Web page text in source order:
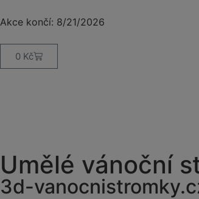
Akce končí: 8/21/2026
0 Kč
Umělé vánoční
3d-